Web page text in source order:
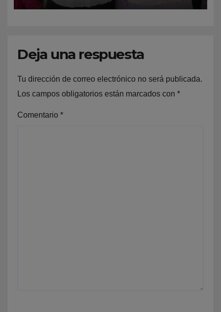
su respaldo al Programa de
Deja una respuesta
Tu dirección de correo electrónico no será publicada.
Los campos obligatorios están marcados con *
Comentario *